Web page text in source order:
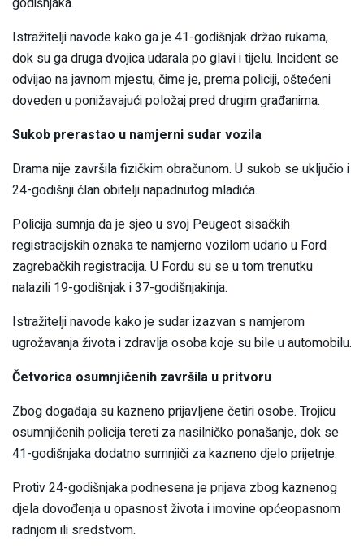
Istražitelji navode kako ga je 41-godišnjak držao rukama,
dok su ga druga dvojica udarala po glavi i tijelu. Incident se
odvijao na javnom mjestu, čime je, prema policiji, oštećeni
doveden u ponižavajući položaj pred drugim građanima.
Sukob prerastao u namjerni sudar vozila
Drama nije završila fizičkim obračunom. U sukob se uključio i
24-godišnji član obitelji napadnutog mladića.
Policija sumnja da je sjeo u svoj Peugeot sisačkih
registracijskih oznaka te namjerno vozilom udario u Ford
zagrebačkih registracija. U Fordu su se u tom trenutku
nalazili 19-godišnjak i 37-godišnjakinja.
Istražitelji navode kako je sudar izazvan s namjerom
ugrožavanja života i zdravlja osoba koje su bile u automobilu.
Četvorica osumnjičenih završila u pritvoru
Zbog događaja su kazneno prijavljene četiri osobe. Trojicu
osumnjičenih policija tereti za nasilničko ponašanje, dok se
41-godišnjaka dodatno sumnjiči za kazneno djelo prijetnje.
Protiv 24-godišnjaka podnesena je prijava zbog kaznenog
djela dovođenja u opasnost života i imovine općeopasnom
radnjom ili sredstvom.